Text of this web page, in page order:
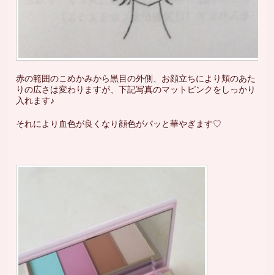
赤の範囲のこめかみから黒目の外側、お顔立ちにより頬のあた
りの広さは変わりますが、下記写真のマットピンクをしっかり
入れます♪
それにより血色が良くなり顔色がパッと華やぎます♡